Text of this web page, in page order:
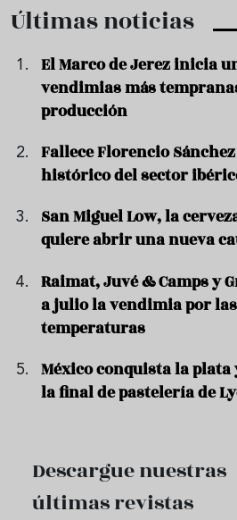
Últimas noticias
El Marco de Jerez inicia
vendimias más
producción
Fallece Florencio
histórico del sector
San Miguel Low, la
quiere abrir una nueva
Raimat, Juvé & Camps y
a julio la vendimia por
temperaturas
México conquista la plata
la final de pastelería de
Descargue nuestras
últimas revistas